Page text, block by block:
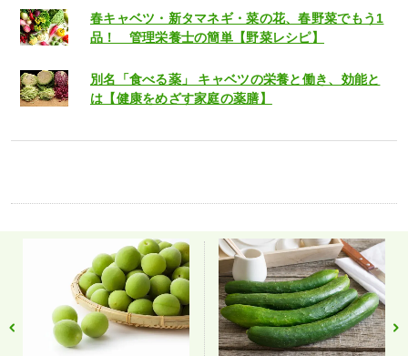
春キャベツ・新タマネギ・菜の花、春野菜でもう1
品！ 管理栄養士の簡単【野菜レシピ】
別名「食べる薬」 キャベツの栄養と働き、効能と
は【健康をめざす家庭の薬膳】